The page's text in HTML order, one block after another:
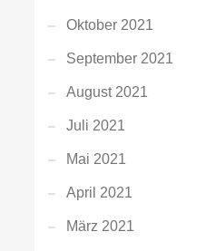
Oktober 2021
September 2021
August 2021
Juli 2021
Mai 2021
April 2021
März 2021